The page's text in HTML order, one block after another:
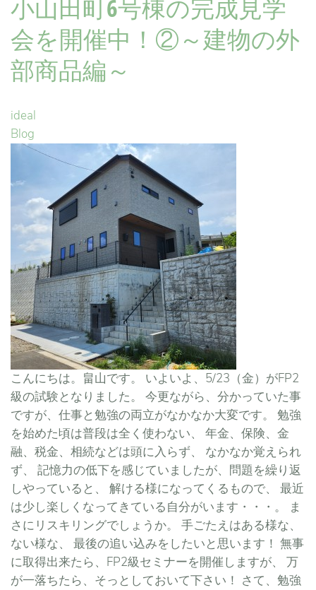
小山田町6号棟の完成見学
会を開催中！②～建物の外
部商品編～
ideal
Blog
こんにちは。畠山です。 いよいよ、5/23（金）がFP2
級の試験となりました。 今更ながら、分かっていた事
ですが、仕事と勉強の両立がなかなか大変です。 勉強
を始めた頃は普段は全く使わない、 年金、保険、金
融、税金、相続などは頭に入らず、 なかなか覚えられ
ず、 記憶力の低下を感じていましたが、問題を繰り返
しやっていると、 解ける様になってくるもので、 最近
は少し楽しくなってきている自分がいます・・・。 ま
さにリスキリングでしょうか。 手ごたえはある様な、
ない様な、 最後の追い込みをしたいと思います！ 無事
に取得出来たら、FP2級セミナーを開催しますが、 万
が一落ちたら、そっとしておいて下さい！ さて、勉強